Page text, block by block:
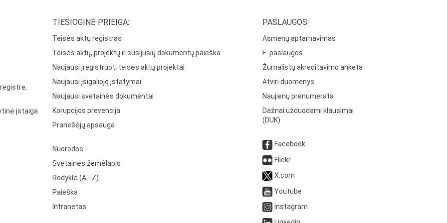
įstaiga
TIESIOGINĖ PRIEIGA:
Teisės aktų registras
Teisės aktų, projektų ir susijusių dokumentų paieška
Naujausi įregistruoti teisės aktų projektai
Naujausi įsigalioję įstatymai
Naujausi svetainės dokumentai
Korupcijos prevencija
Pranešėjų apsauga
Nuorodos
Svetainės žemėlapis
Rodyklė (A - Z)
Paieška
Intranetas
PASLAUGOS:
Asmenų aptarnavimas
E. paslaugos
Žurnalistų akreditavimo anketa
Atviri duomenys
Naujienų prenumerata
Dažnai užduodami klausimai
(DUK)
Facebook
Flickr
X.com
Youtube
Instagram